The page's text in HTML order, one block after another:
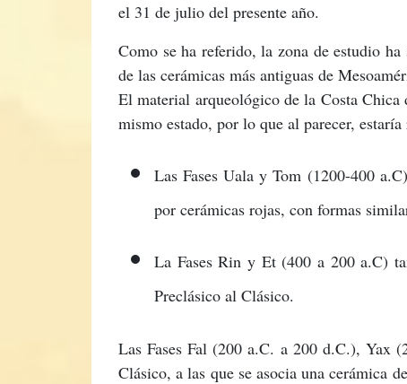
el 31 de julio del presente año.
Como se ha referido, la zona de estudio
de las cerámicas más antiguas de
El material arqueológico de la Costa
mismo estado, por lo que al parecer,
Las Fases Uala y Tom (1200-400
por cerámicas rojas, con formas
La Fases Rin y Et (400 a 200 a.C)
Preclásico al Clásico.
Las Fases Fal (200 a.C. a 200 d.C.), Yax
Clásico, a las que se asocia una cerámica